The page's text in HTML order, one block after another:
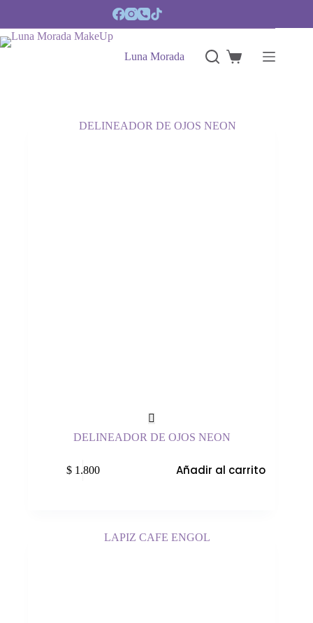
contenido
Luna Morada
Carro
DELINEADOR DE OJOS NEON
$1.800 Añadir al carrito